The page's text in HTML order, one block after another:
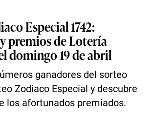
Especial 1742:
premios de Lotería
domingo 19 de abril
ganadores del sorteo
Zodiaco Especial y descubre
los afortunados premiados.